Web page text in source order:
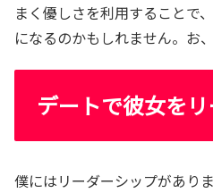
まく優しさを利用することで
になるのかもしれません。お
デートで彼女を
僕にはリーダーシップがあり